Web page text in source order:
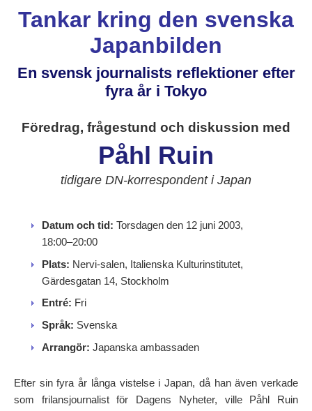
Tankar kring den svenska
Japanbilden
En svensk journalists reflektioner efter
fyra år i Tokyo
Föredrag, frågestund och diskussion med
Påhl Ruin
tidigare DN-korrespondent i Japan
Datum och tid: Torsdagen den 12 juni 2003,
18:00–20:00
Plats: Nervi-salen, Italienska Kulturinstitutet,
Gärdesgatan 14, Stockholm
Entré: Fri
Språk: Svenska
Arrangör: Japanska ambassaden
Efter sin fyra år långa vistelse i Japan, då han även verkade
som frilansjournalist för Dagens Nyheter, ville Påhl Ruin